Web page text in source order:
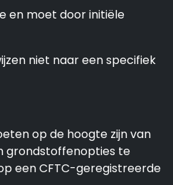
en moet door initiële
niet naar een specifiek
op de hoogte zijn van
grondstoffenopties te
een CFTC-geregistreerde